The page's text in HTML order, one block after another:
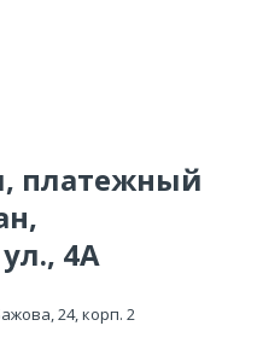
платежный
4А
24, корп. 2